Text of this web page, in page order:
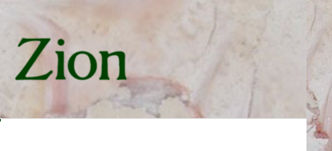
content